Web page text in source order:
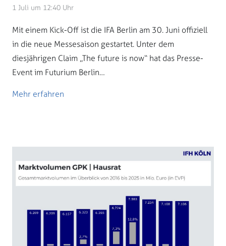
1 Juli um 12:40 Uhr
Mit einem Kick-Off ist die IFA Berlin am 30. Juni offiziell
in die neue Messesaison gestartet. Unter dem
diesjährigen Claim „The future is now“ hat das Presse-
Event im Futurium Berlin…
Mehr erfahren